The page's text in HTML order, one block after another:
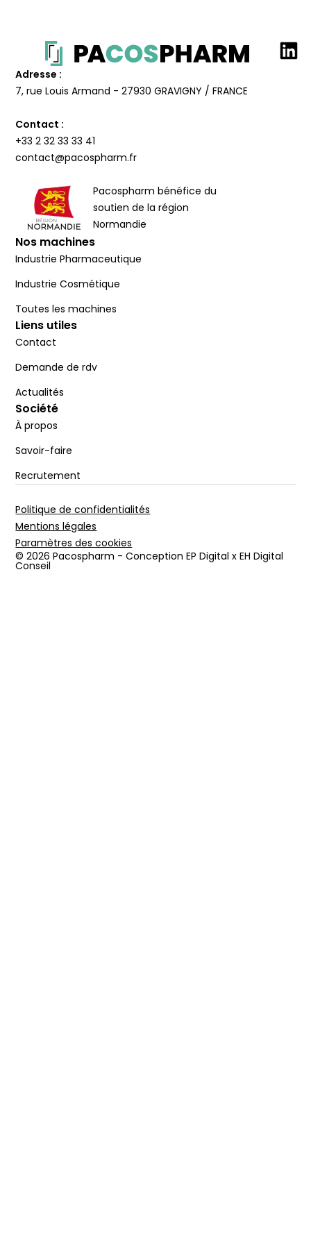
Adresse :
7, rue Louis Armand - 27930 GRAVIGNY / FRANCE
Contact :
+33 2 32 33 33 41
contact@pacospharm.fr
Pacospharm bénéfice du
soutien de la région
Normandie
Nos machines
Industrie Pharmaceutique
Industrie Cosmétique
Toutes les machines
Liens utiles
Contact
Demande de rdv
Actualités
Société
À propos
Savoir-faire
Recrutement
© 2026 Pacospharm - Conception EP Digital x EH Digital
Conseil
Politique de confidentialités
Mentions légales
Paramètres des cookies